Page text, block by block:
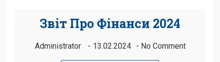
Звіт Про Фінанси 2024
Administrator 13.02.2024 No Comment